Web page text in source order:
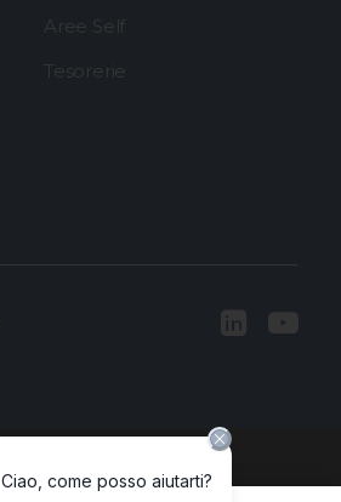
Aree Self
Tesorerie